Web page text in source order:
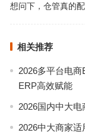
想问下，仓管真的
相关推荐
2026多平台电
ERP高效赋能
2026国内中大
2026中大商家